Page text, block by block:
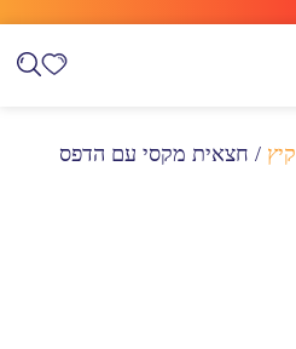
קיץ / חצאית מקסי עם הדפס